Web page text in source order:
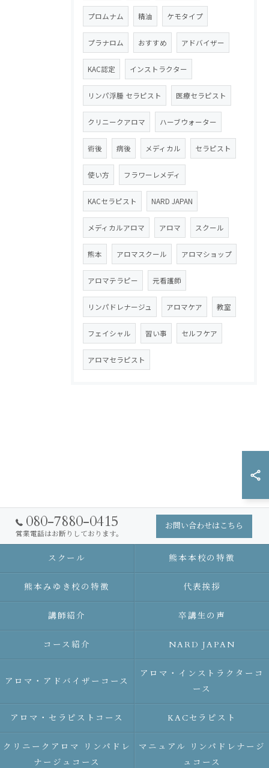
プロムナム 精油 ケモタイプ
プラナロム おすすめ アドバイザー
KAC認定 インストラクター
リンパ浮腫 セラピスト 医療セラピスト
クリニークアロマ ハーブウォーター
術後 病後 メディカル セラピスト
使い方 フラワーレメディ
KACセラピスト NARD JAPAN
メディカルアロマ アロマ スクール
熊本 アロマスクール アロマショップ
アロマテラピー 元看護師
リンパドレナージュ アロマケア 教室
フェイシャル 習い事 セルフケア
アロマセラピスト
080-7880-0415
営業電話はお断りしております。
お問い合わせはこちら
スクール 熊本本校の特徴
熊本みゆき校の特徴 代表挨拶
講師紹介 卒講生の声
コース紹介 NARD JAPAN
アロマ・アドバイザーコース
アロマ・インストラクターコ
ース
アロマ・セラピストコース KACセラピスト
クリニークアロマ リンパドレ
ナージュコース
マニュアル リンパドレナージ
ュコース